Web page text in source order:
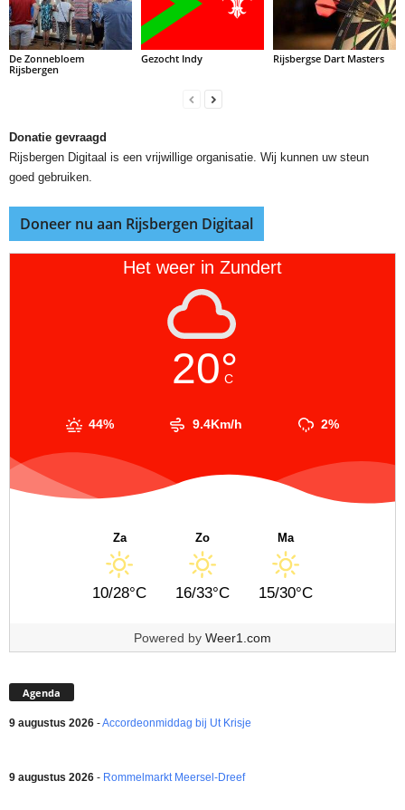
De Zonnebloem
Rijsbergen
Gezocht Indy Rijsbergse Dart Masters
Donatie gevraagd
Rijsbergen Digitaal is een vrijwillige organisatie. Wij kunnen uw steun
goed gebruiken.
Doneer nu aan Rijsbergen Digitaal
Het weer in Zundert
20°
C
44% 9.4Km/h 2%
Za
10/28°C
Zo
16/33°C
Ma
15/30°C
Powered by Weer1.com
Agenda
9 augustus 2026 -Accordeonmiddag bij Ut Krisje
9 augustus 2026 - Rommelmarkt Meersel-Dreef